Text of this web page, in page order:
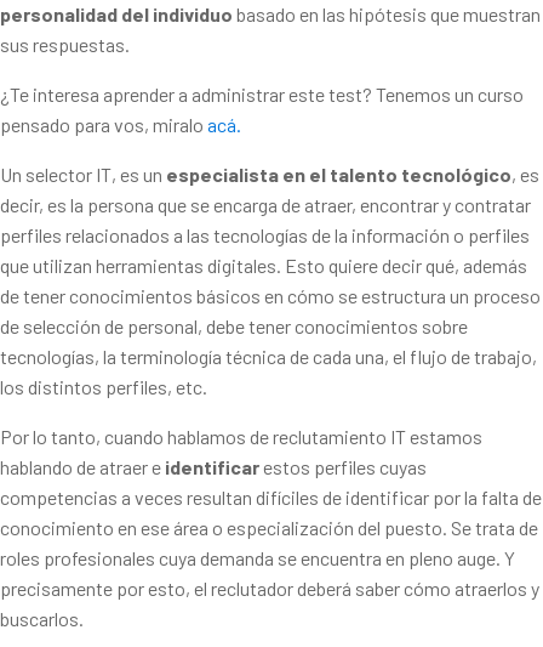
personalidad del individuo basado en las hipótesis que muestran
sus respuestas.
¿Te interesa aprender a administrar este test? Tenemos un curso
pensado para vos, miralo acá.
Un selector IT, es un especialista en el talento tecnológico, es
decir, es la persona que se encarga de atraer, encontrar y contratar
perfiles relacionados a las tecnologías de la información o perfiles
que utilizan herramientas digitales. Esto quiere decir qué, además
de tener conocimientos básicos en cómo se estructura un proceso
de selección de personal, debe tener conocimientos sobre
tecnologías, la terminología técnica de cada una, el flujo de trabajo,
los distintos perfiles, etc.
Por lo tanto, cuando hablamos de reclutamiento IT estamos
hablando de atraer e identificarestos perfiles cuyas
competencias a veces resultan difíciles de identificar por la falta de
conocimiento en ese área o especialización del puesto. Se trata de
roles profesionales cuya demanda se encuentra en pleno auge. Y
precisamente por esto, el reclutador deberá saber cómo atraerlos y
buscarlos.